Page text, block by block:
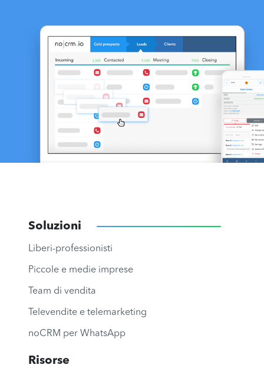
Soluzioni
Liberi-professionisti
Piccole e medie imprese
Team di vendita
Televendite e telemarketing
noCRM per WhatsApp
Risorse